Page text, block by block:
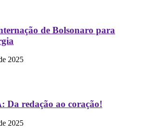
de Bolsonaro para
2025
Da redação ao coração!
2025